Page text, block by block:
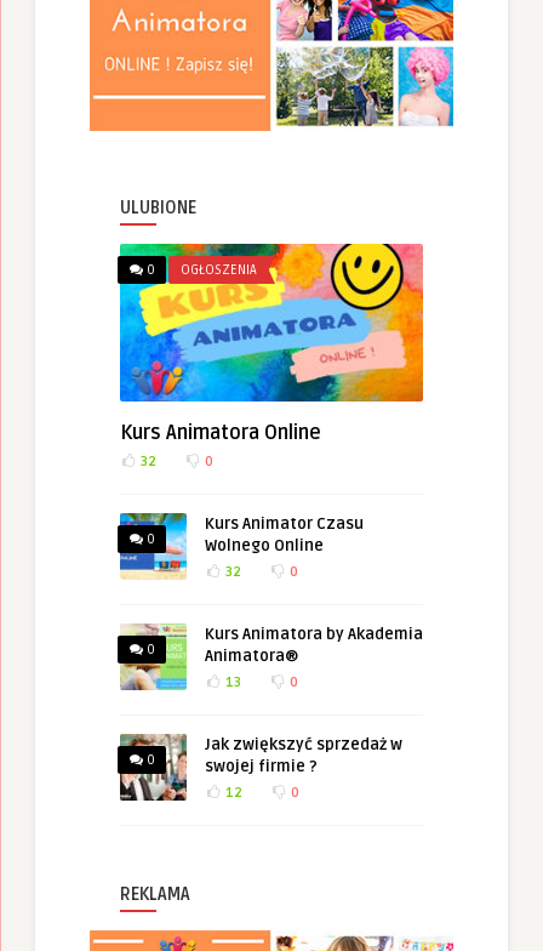
ULUBIONE
0 OGŁOSZENIA
Kurs Animatora Online
32 0
0
Kurs Animator Czasu
Wolnego Online
32 0
0
Kurs Animatora by Akademia
Animatora®
13 0
0
Jak zwiększyć sprzedaż w
swojej firmie ?
12 0
REKLAMA